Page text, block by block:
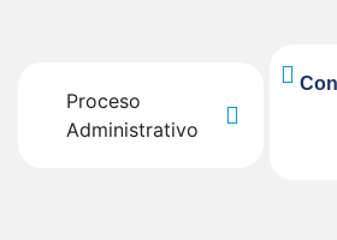
Proceso
Administrativo